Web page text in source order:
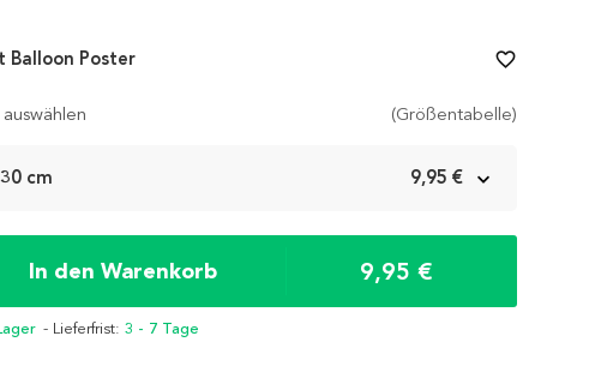
(Größentabelle)
cm 9,95 €
In den Warenkorb 9,95 €
- Lieferfrist: 3 - 7 Tage
Balloon Poster favorite_border